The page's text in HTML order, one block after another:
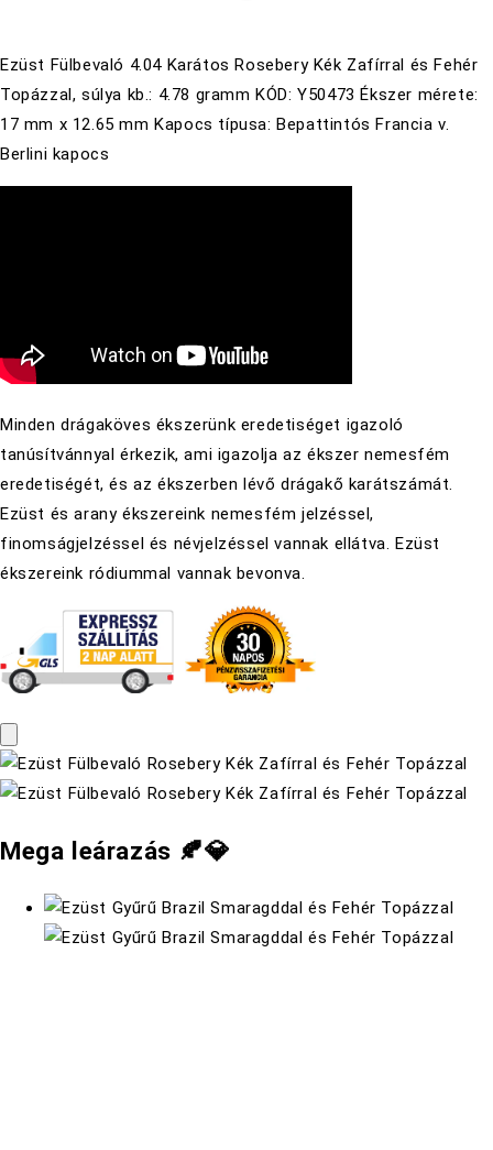
Ezüst Fülbevaló 4.04 Karátos Rosebery Kék Zafírral és Fehér
Topázzal, súlya kb.: 4.78 gramm KÓD: Y50473 Ékszer mérete:
17 mm x 12.65 mm Kapocs típusa: Bepattintós Francia v.
Berlini kapocs
Minden drágaköves ékszerünk eredetiséget igazoló
tanúsítvánnyal érkezik, ami igazolja az ékszer nemesfém
eredetiségét, és az ékszerben lévő drágakő karátszámát.
Ezüst és arany ékszereink nemesfém jelzéssel,
finomságjelzéssel és névjelzéssel vannak ellátva. Ezüst
ékszereink ródiummal vannak bevonva.
Mega leárazás 🍂💎